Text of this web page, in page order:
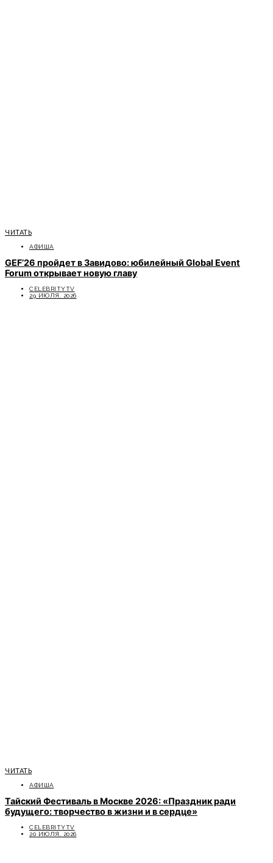
ЧИТАТЬ
АФИША
GEF’26 пройдет в Завидово: юбилейный Global Event
Forum открывает новую главу
CELEBRITYTV
29 ИЮЛЯ, 2026
ЧИТАТЬ
АФИША
Тайский Фестиваль в Москве 2026: «Праздник ради
будущего: творчество в жизни и в сердце»
CELEBRITYTV
20 ИЮЛЯ, 2026